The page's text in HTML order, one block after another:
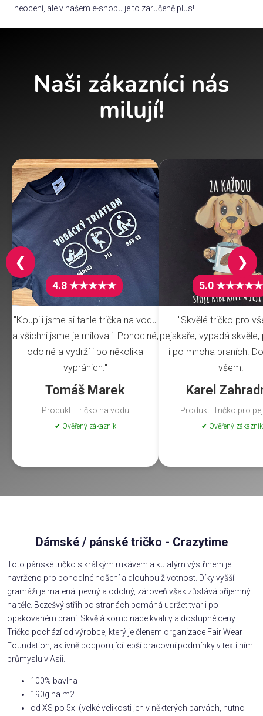
neocení, ale v našem e-shopu je to zaručeně plus!
Naši zákazníci nás
milují!
4.8 ★★★★★
"Koupili jsme si tahle trička na vodu
a všichni jsme je milovali. Pohodlné,
odolné a vydrží i po několika
vypráních."
Tomáš Marek
Produkt: Tričko na vodu
✔ Ověřený zákazník
5.0 ★★★★★
"Skvělé tričko pro
pejskaře, vypadá
i po mnoha praních.
všem!"
Karel
Produkt: Tričko pro
✔ Ověřený zákazník
❮ ❯
Dámské / pánské tričko - Crazytime
Toto pánské tričko s krátkým rukávem a kulatým výstřihem je
navrženo pro pohodlné nošení a dlouhou životnost. Díky vyšší
gramáži je materiál pevný a odolný, zároveň však zůstává příjemný
na těle. Bezešvý střih po stranách pomáhá udržet tvar i po
opakovaném praní. Skvělá kombinace kvality a dostupné ceny.
Tričko pochází od výrobce, který je členem organizace Fair Wear
Foundation, aktivně podporující lepší pracovní podmínky v textilním
průmyslu v Asii.
100% bavlna
190g na m2
od XS po 5xl (velké velikosti jen v některých barvách, nutno